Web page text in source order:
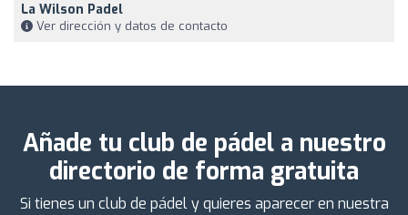
La Wilson Padel
Ver dirección y datos de contacto
Añade tu club de pádel a nuestro
directorio de forma gratuita
Si tienes un club de pádel y quieres aparecer en nuestra